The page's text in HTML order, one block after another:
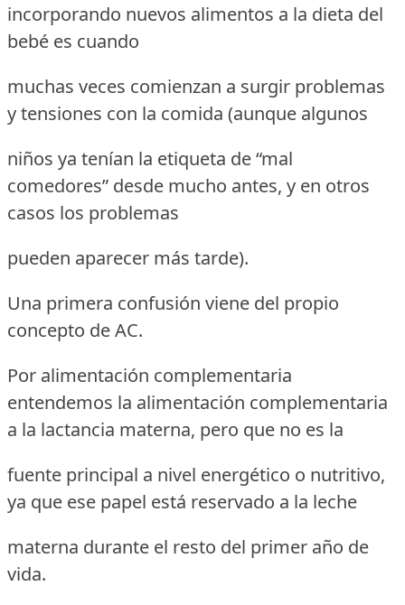
incorporando nuevos alimentos a la dieta del
bebé es cuando
muchas veces comienzan a surgir problemas
y tensiones con la comida (aunque algunos
niños ya tenían la etiqueta de “mal
comedores” desde mucho antes, y en otros
casos los problemas
pueden aparecer más tarde).
Una primera confusión viene del propio
concepto de AC.
Por alimentación complementaria
entendemos la alimentación complementaria
a la lactancia materna, pero que no es la
fuente principal a nivel energético o nutritivo,
ya que ese papel está reservado a la leche
materna durante el resto del primer año de
vida.